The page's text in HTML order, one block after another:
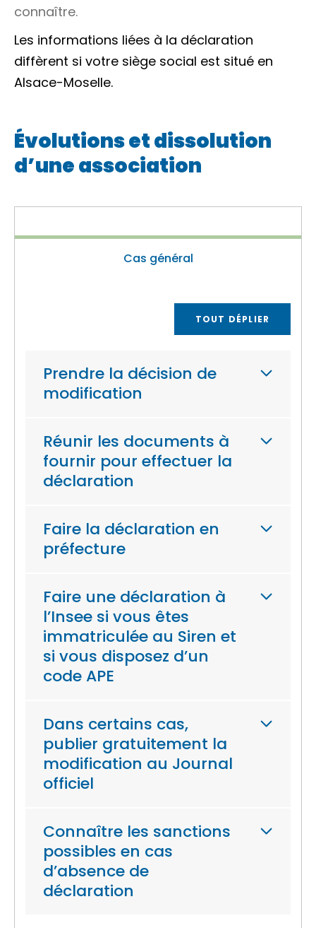
connaître.
Les informations liées à la déclaration
diffèrent si votre siège social est situé en
Alsace-Moselle.
Évolutions et dissolution
d’une association
Cas général
TOUT DÉPLIER
Prendre la décision de
modification
Réunir les documents à
fournir pour effectuer la
déclaration
Faire la déclaration en
préfecture
Faire une déclaration à
l’Insee si vous êtes
immatriculée au Siren et
si vous disposez d’un
code APE
Dans certains cas,
publier gratuitement la
modification au Journal
officiel
Connaître les sanctions
possibles en cas
d’absence de
déclaration